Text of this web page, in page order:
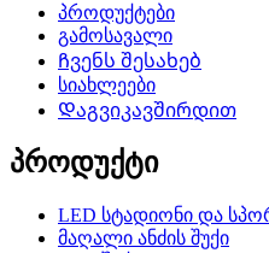
პროდუქტები
გამოსავალი
Ჩვენს შესახებ
სიახლეები
Დაგვიკავშირდით
პროდუქტი
LED სტადიონი და
მაღალი ანძის შუქი